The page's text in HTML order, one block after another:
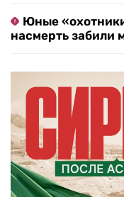
Юные
насмерть забили